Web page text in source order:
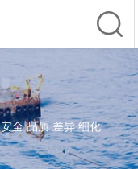
安全 品质 差异 细化